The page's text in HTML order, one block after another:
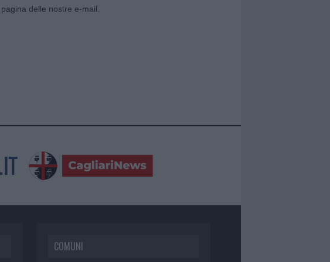
delle nostre e-mail.
COMUNI